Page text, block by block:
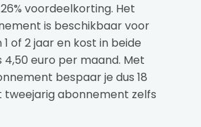
voordeelkorting. Het
is beschikbaar voor
of 2 jaar en kost in beide
euro per maand. Met
bespaar je dus 18
abonnement zelfs